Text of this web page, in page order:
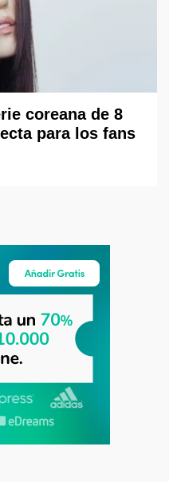
coreana de 8
para los fans